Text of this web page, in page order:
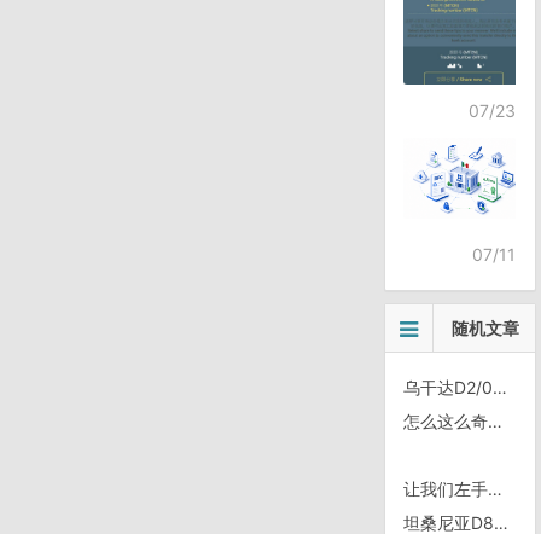
07/23
07/11
随机文章
乌干达D2/0520，Kapchorwa
怎么这么奇怪阿…？
让我们左手右手一个慢动～作～
坦桑尼亚D86/1022，Tunduma